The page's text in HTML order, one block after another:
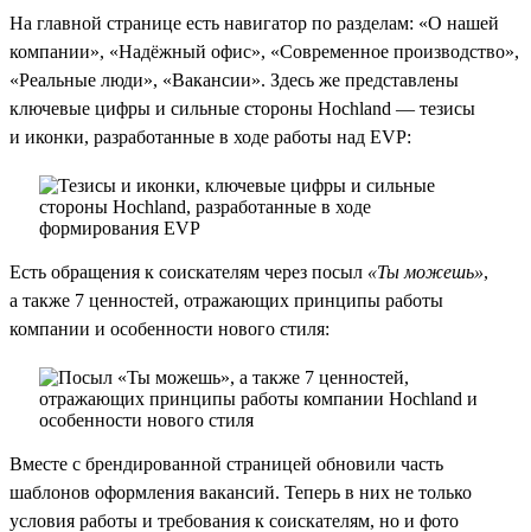
На главной странице есть навигатор по разделам: «О нашей
компании», «Надёжный офис», «Современное производство»,
«Реальные люди», «Вакансии». Здесь же представлены
ключевые цифры и сильные стороны Hochland — тезисы
и иконки, разработанные в ходе работы над EVP:
Есть обращения к соискателям через посыл «Ты можешь»,
а также 7 ценностей, отражающих принципы работы
компании и особенности нового стиля:
Вместе с брендированной страницей обновили часть
шаблонов оформления вакансий. Теперь в них не только
условия работы и требования к соискателям, но и фото